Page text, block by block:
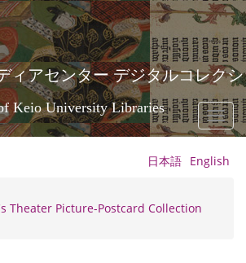
ィアセンター デジタルコレクシ
Keio University Libraries
Toggle
日本語 English
Theater Picture-Postcard Collection